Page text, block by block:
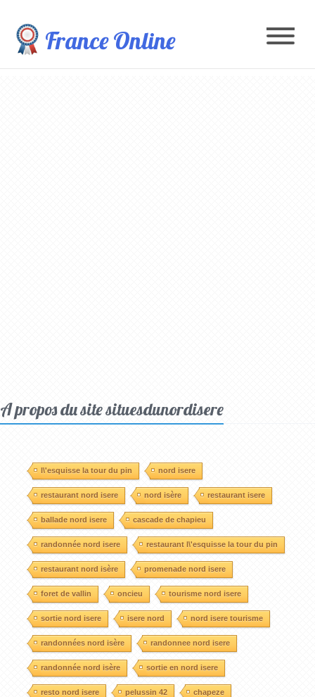
France Online
A propos du site situesdunordisere
l\'esquisse la tour du pin nord isere
restaurant nord isere nord isère restaurant isere
ballade nord isere cascade de chapieu
randonnée nord isere restaurant l\'esquisse la tour du pin
restaurant nord isère promenade nord isere
foret de vallin oncieu tourisme nord isere
sortie nord isere isere nord nord isere tourisme
randonnées nord isère randonnee nord isere
randonnée nord isère sortie en nord isere
resto nord isere pelussin 42 chapeze